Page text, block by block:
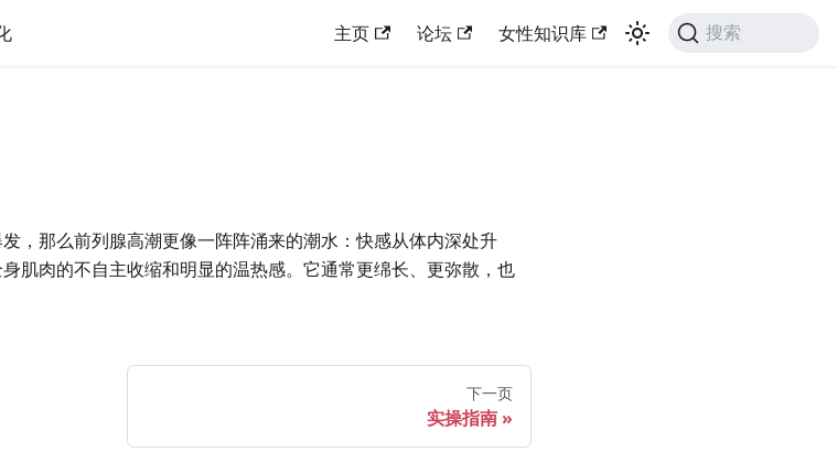
主页 论坛 女性知识库 搜索
，那么前列腺高潮更像一阵阵涌来的潮水：快感从体内深处升
肌肉的不自主收缩和明显的温热感。它通常更绵长、更弥散，也
下一页
实操指南